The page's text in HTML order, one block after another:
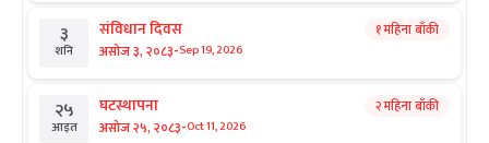
३
शनि
संविधान दिवस
असोज ३, २०८३-Sep 19, 2026
१ महिना बाँकी
२५
आइत
घटस्थापना
असोज २५, २०८३-Oct 11, 2026
२ महिना बाँकी